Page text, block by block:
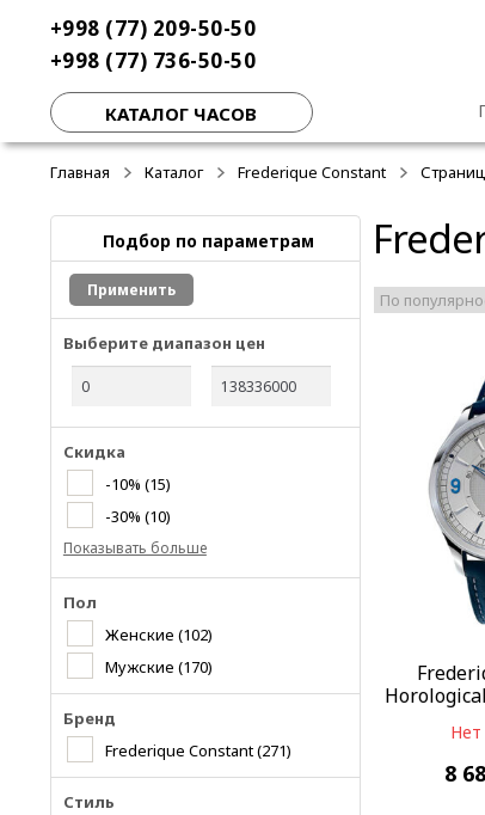
навигации
содержимому
+998 (77) 209-50-50
+998 (77) 736-50-50
КАТАЛОГ ЧАСОВ
Главная Каталог Frederique Constant
Подбор по параметрам
Применить
Выберите диапазон цен
Скидка
-10% (15)
-30% (10)
Показывать больше
Пол
Женские (102)
Мужские (170)
Бренд
Frederique Constant(271)
Стиль
Нет
8